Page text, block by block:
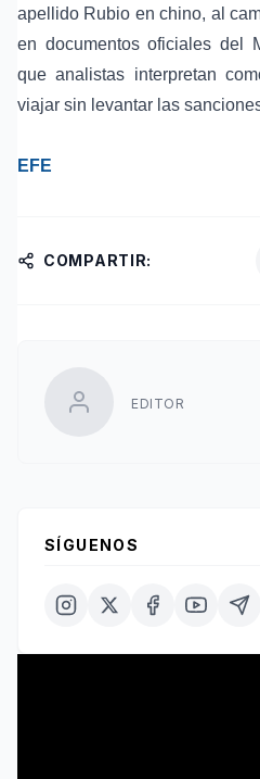
apellido Rubio en chino, al
en documentos oficiales del
que analistas interpretan
viajar sin levantar las
EFE
COMPARTIR:
EDITOR
SÍGUENOS